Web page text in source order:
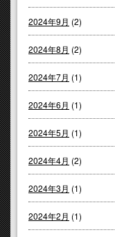
2024年9月 (2)
2024年8月 (2)
2024年7月 (1)
2024年6月 (1)
2024年5月 (1)
2024年4月 (2)
2024年3月 (1)
2024年2月 (1)